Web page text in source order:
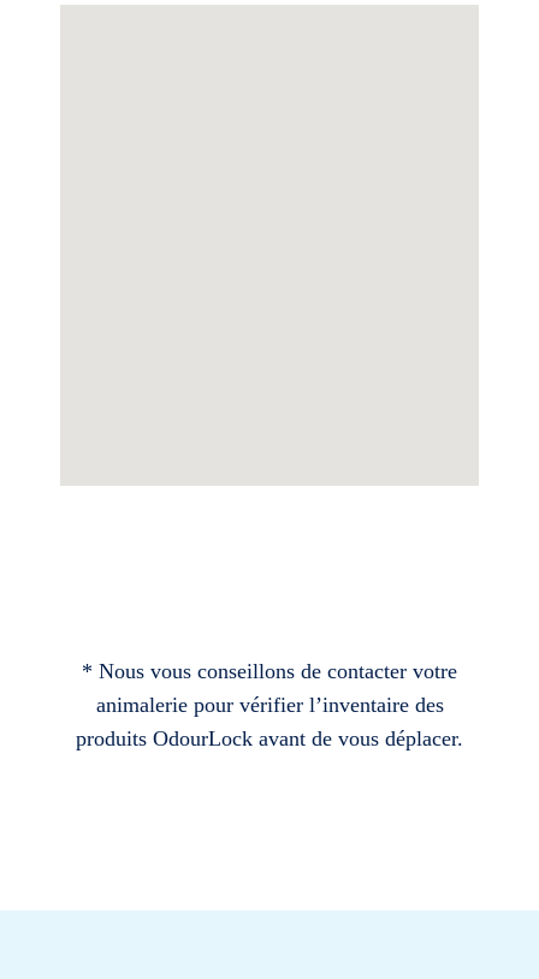
* Nous vous conseillons de contacter votre
animalerie pour vérifier l’inventaire des
produits OdourLock avant de vous déplacer.